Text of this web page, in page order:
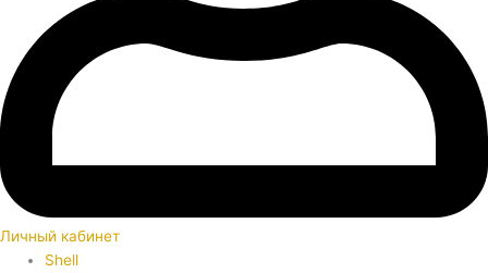
Личный кабинет
Shell